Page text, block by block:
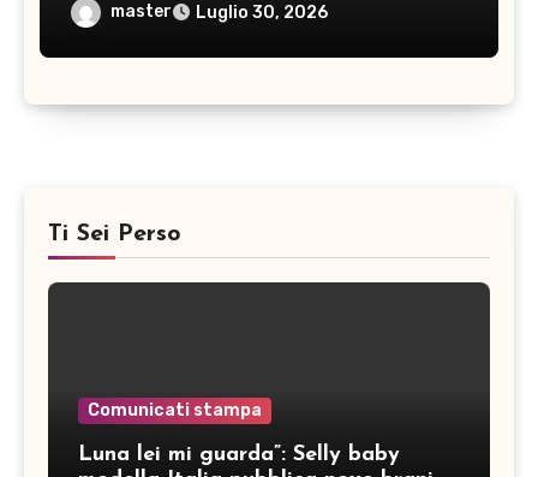
master Luglio 30, 2026
Ti Sei Perso
Comunicati stampa
Luna lei mi guarda”: Selly baby